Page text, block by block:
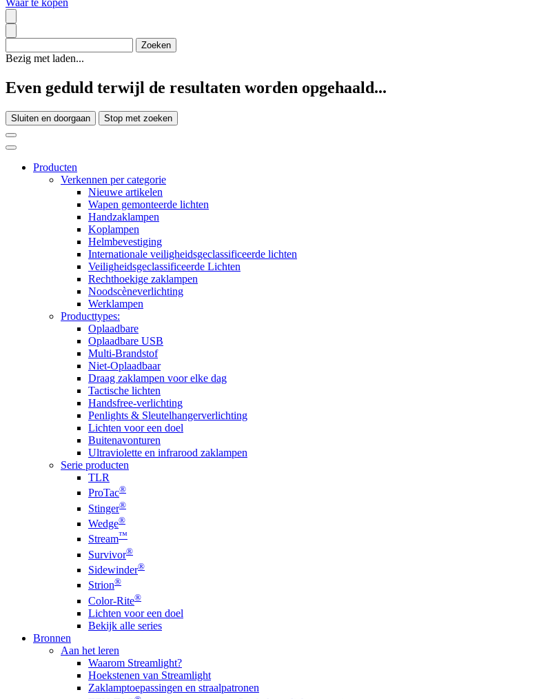
Waar te kopen
Bezig met laden...
Even geduld terwijl de resultaten worden opgehaald...
Sluiten en doorgaan Stop met zoeken
Producten
Verkennen per categorie
Nieuwe artikelen
Wapen gemonteerde lichten
Handzaklampen
Koplampen
Helmbevestiging
Internationale veiligheidsgeclassificeerde lichten
Veiligheidsgeclassificeerde Lichten
Rechthoekige zaklampen
Noodscèneverlichting
Werklampen
Producttypes:
Oplaadbare
Oplaadbare USB
Multi-Brandstof
Niet-Oplaadbaar
Draag zaklampen voor elke dag
Tactische lichten
Handsfree-verlichting
Penlights & Sleutelhangerverlichting
Lichten voor een doel
Buitenavonturen
Ultraviolette en infrarood zaklampen
Serie producten
TLR
ProTac®
Stinger®
Wedge®
Stream™
Survivor®
Sidewinder®
Strion®
Color-Rite®
Lichten voor een doel
Bekijk alle series
Bronnen
Aan het leren
Waarom Streamlight?
Hoekstenen van Streamlight
Zaklamptoepassingen en straalpatronen